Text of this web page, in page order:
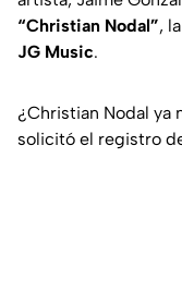
“Christian Nodal”,
JG Music.
¿Christian Nodal ya
solicitó el registro